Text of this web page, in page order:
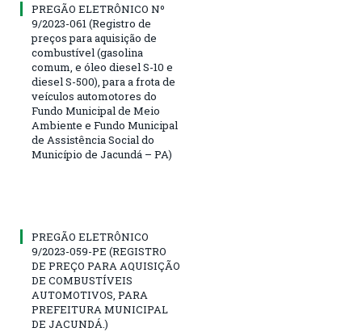
PREGÃO ELETRÔNICO Nº
9/2023-061 (Registro de
preços para aquisição de
combustível (gasolina
comum, e óleo diesel S-10 e
diesel S-500), para a frota de
veículos automotores do
Fundo Municipal de Meio
Ambiente e Fundo Municipal
de Assistência Social do
Município de Jacundá – PA)
PREGÃO ELETRÔNICO
9/2023-059-PE (REGISTRO
DE PREÇO PARA AQUISIÇÃO
DE COMBUSTÍVEIS
AUTOMOTIVOS, PARA
PREFEITURA MUNICIPAL
DE JACUNDÁ.)